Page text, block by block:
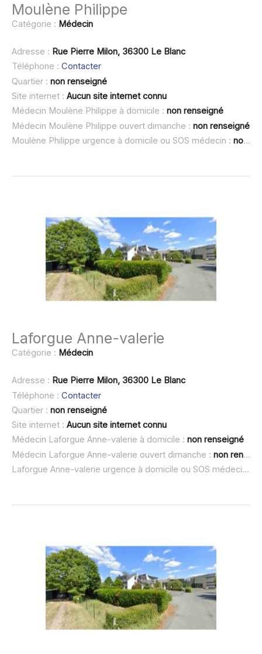
Moulène Philippe
Catégorie : Médecin
Adresse : Rue Pierre Milon, 36300 Le Blanc
Téléphone : Contacter
Quartier : non renseigné
Site internet : Aucun site internet connu
Médecin Moulène Philippe à domicile : non renseigné
Médecin Moulène Philippe ouvert dimanche : non renseigné
Moulène Philippe urgence à domicile ou SOS médecin : non renseigné
Laforgue Anne-valerie
Catégorie : Médecin
Adresse : Rue Pierre Milon, 36300 Le Blanc
Téléphone : Contacter
Quartier : non renseigné
Site internet : Aucun site internet connu
Médecin Laforgue Anne-valerie à domicile : non renseigné
Médecin Laforgue Anne-valerie ouvert dimanche : non renseigné
Laforgue Anne-valerie urgence à domicile ou SOS médecin :